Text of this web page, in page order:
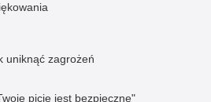
uniknąć zagrożeń
picie jest bezpieczne"